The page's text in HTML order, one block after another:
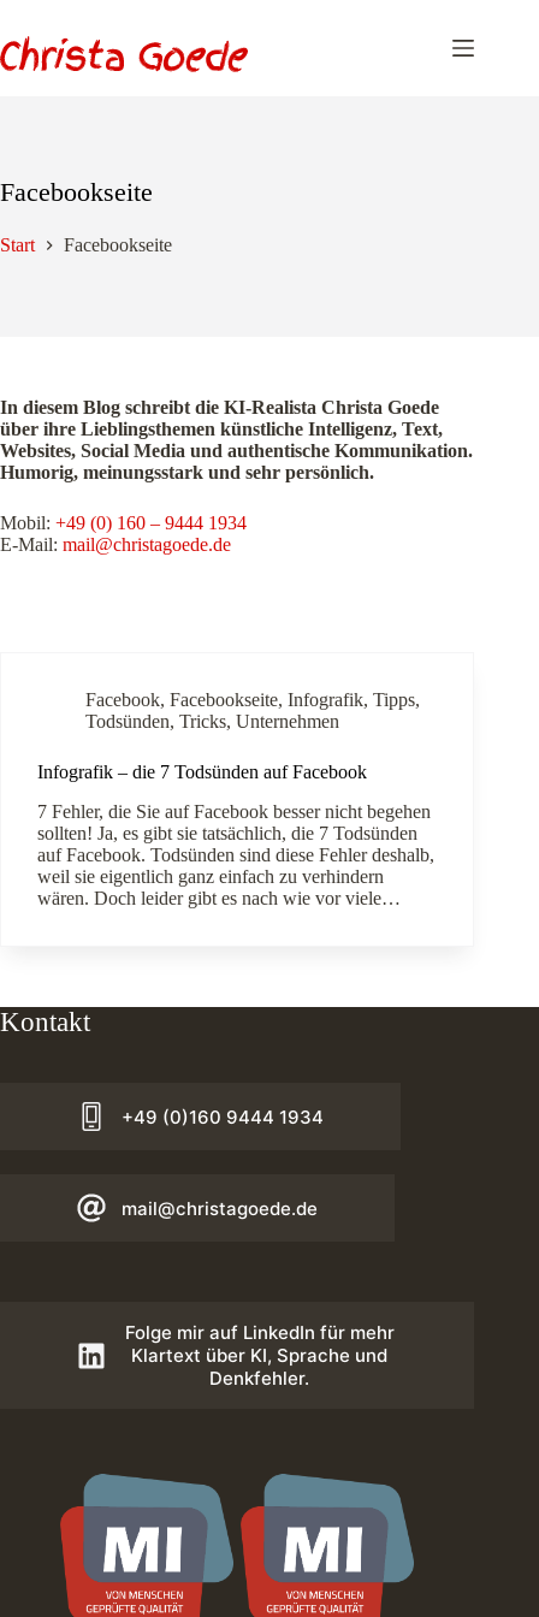
springen
Facebookseite
Start Facebookseite
In diesem Blog schreibt die KI-Realista Christa Goede
über ihre Lieblingsthemen künstliche Intelligenz, Text,
Websites, Social Media und authentische Kommunikation.
Humorig, meinungsstark und sehr persönlich.
Mobil: +49 (0) 160 – 9444 1934
E-Mail: mail@christagoede.de
Facebook, Facebookseite, Infografik, Tipps,
Todsünden, Tricks, Unternehmen
Infografik – die 7 Todsünden auf Facebook
7 Fehler, die Sie auf Facebook besser nicht begehen
sollten! Ja, es gibt sie tatsächlich, die 7 Todsünden
auf Facebook. Todsünden sind diese Fehler deshalb,
weil sie eigentlich ganz einfach zu verhindern
wären. Doch leider gibt es nach wie vor viele…
Kontakt
+49 (0)160 9444 1934
mail@christagoede.de
Folge mir auf LinkedIn für mehr
Klartext über KI, Sprache und
Denkfehler.